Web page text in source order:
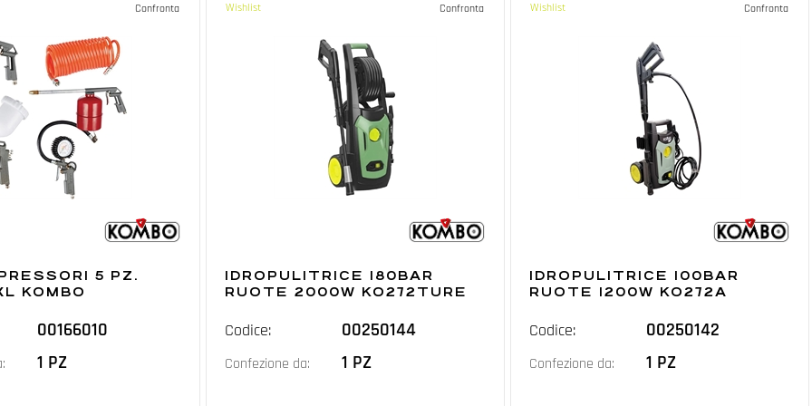
Confronta
5 PZ.
KOMBO
00166010
1 PZ
Wishlist Confronta
IDROPULITRICE 180BAR
RUOTE 2000W KO272TURE
Codice: 00250144
Confezione da: 1 PZ
Wishlist Confronta
IDROPULITRICE 100BAR
RUOTE 1200W KO272A
Codice: 00250142
Confezione da: 1 PZ